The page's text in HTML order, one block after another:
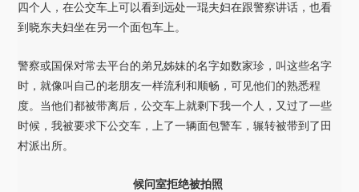
四个人，在公交车上可以看到远处一琨夫妇在跟警察讲话，也看
到晓东夫妇坐在另一个面包车上。
警察或国保对常去平台的弟兄姊妹的名字如数家珍，叫这些名字
时，就像叫自己的老朋友一样流利和顺畅，可见他们的熟悉程
度。当他们都被带离后，公交车上就剩下我一个人，又过了一些
时候，我被要求下公交车，上了一辆面包警车，辗转被带到了田
村派出所。
候问室拒绝被拍照